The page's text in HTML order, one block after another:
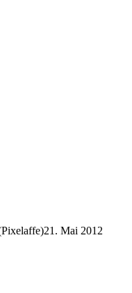
21. Mai 2012